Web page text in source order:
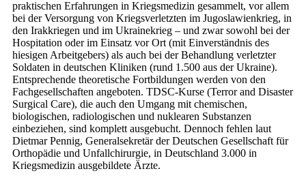
praktischen Erfahrungen in Kriegsmedizin gesammelt, vor allem
bei der Versorgung von Kriegsverletzten im Jugoslawienkrieg, in
den Irakkriegen und im Ukrainekrieg – und zwar sowohl bei der
Hospitation oder im Einsatz vor Ort (mit Einverständnis des
hiesigen Arbeitgebers) als auch bei der Behandlung verletzter
Soldaten in deutschen Kliniken (rund 1.500 aus der Ukraine).
Entsprechende theoretische Fortbildungen werden von den
Fachgesellschaften angeboten. TDSC-Kurse (Terror and Disaster
Surgical Care), die auch den Umgang mit chemischen,
biologischen, radiologischen und nuklearen Substanzen
einbeziehen, sind komplett ausgebucht. Dennoch fehlen laut
Dietmar Pennig, Generalsekretär der Deutschen Gesellschaft für
Orthopädie und Unfallchirurgie, in Deutschland 3.000 in
Kriegsmedizin ausgebildete Ärzte.